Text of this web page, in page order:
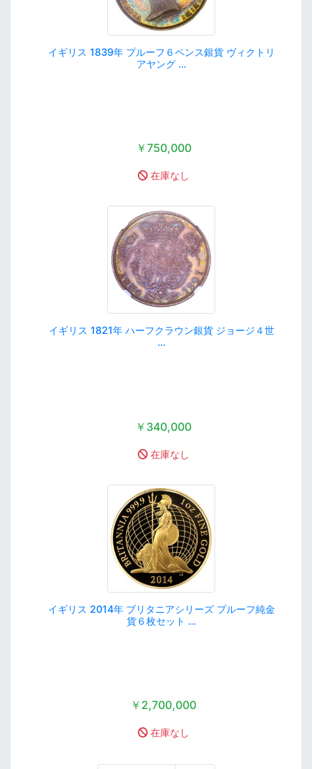
イギリス 1839年 プルーフ６ペンス銀貨 ヴィクトリ
アヤング …
￥750,000
在庫なし
イギリス 1821年 ハーフクラウン銀貨 ジョージ４世
…
￥340,000
在庫なし
イギリス 2014年 ブリタニアシリーズ プルーフ純金
貨６枚セット …
￥2,700,000
在庫なし